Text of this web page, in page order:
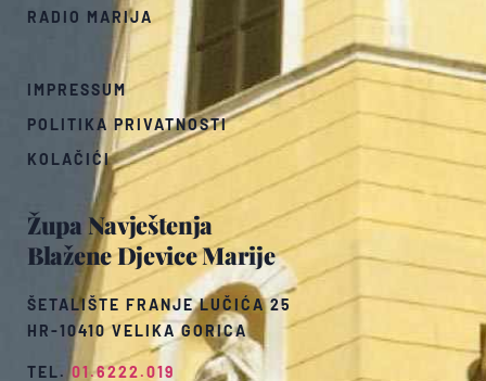
Župa Navještenja
Blažene Djevice Marije
ŠETALIŠTE FRANJE LUČIĆA 25
HR-10410 VELIKA GORICA
TEL.01.6222.019
RADIO MARIJA
IMPRESSUM
POLITIKA PRIVATNOSTI
KOLAČIĆI